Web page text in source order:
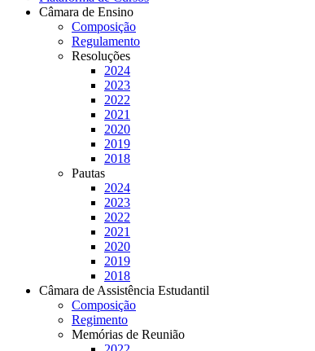
Câmara de Ensino
Composição
Regulamento
Resoluções
2024
2023
2022
2021
2020
2019
2018
Pautas
2024
2023
2022
2021
2020
2019
2018
Câmara de Assistência Estudantil
Composição
Regimento
Memórias de Reunião